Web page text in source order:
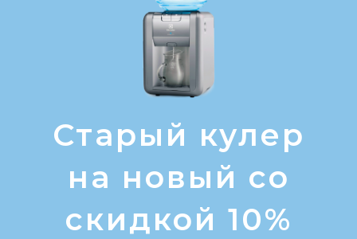
Старый кулер
на новый со
скидкой 10%